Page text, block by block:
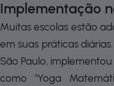
Implementação
Muitas escolas estão
em suas práticas
São Paulo,
como "Yoga